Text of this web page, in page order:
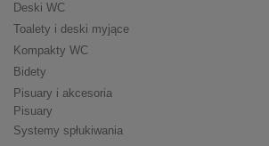
Deski WC
Toalety i deski myjące
Kompakty WC
Bidety
Pisuary i akcesoria
Pisuary
Systemy spłukiwania